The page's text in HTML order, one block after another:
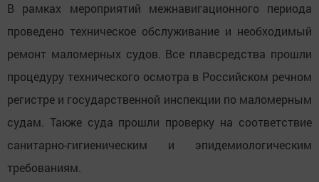
В рамках мероприятий межнавигационного периода
проведено техническое обслуживание и необходимый
ремонт маломерных судов. Все плавсредства прошли
процедуру технического осмотра в Российском речном
регистре и государственной инспекции по маломерным
судам. Также суда прошли проверку на соответствие
санитарно-гигиеническим и эпидемиологическим
требованиям.